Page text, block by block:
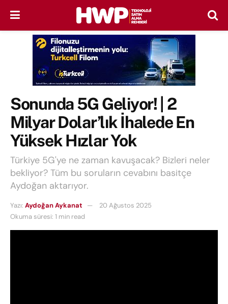
Sonunda 5G Geliyor! | 2
Milyar Dolar’lık İhalede En
Yüksek Hızlar Yok
Türkiye 5G'ye ne zaman kavuşacak? Bizleri neler
bekliyor? Tüm bu soruların cevabını basitçe
Aydoğan aktarıyor.
Yazı: Aydoğan Aykanat
20 Ağustos 2025
Okuma süresi: 1 min read